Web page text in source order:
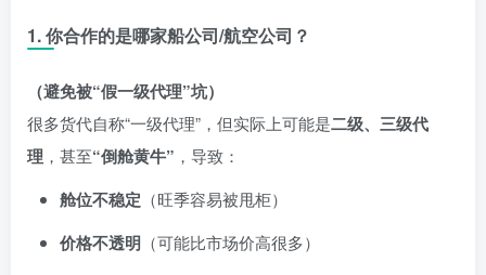
1. 你合作的是哪家船公司/航空公司？
（避免被“假一级代理”坑）
很多货代自称“一级代理”，但实际上可能是二级、三级代
理 ，甚至“倒舱黄牛” ，导致：
舱位不稳定 （旺季容易被甩柜）
价格不透明 （可能比市场价高很多）